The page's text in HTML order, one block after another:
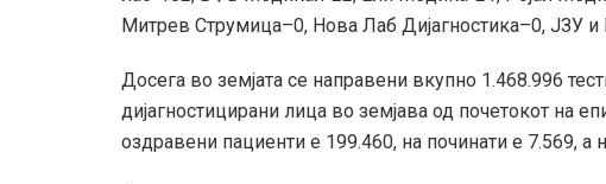
Митрев Струмица–0, Нова Лаб Дијагностика–0, ЈЗУ и
Досега во земјата се направени вкупно 1.468.996
дијагностицирани лица во земјава од почетокот на
оздравени пациенти е 199.460, на починати е 7.569, а